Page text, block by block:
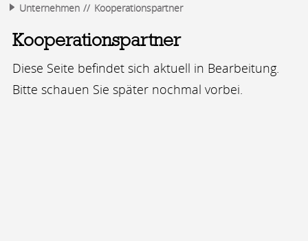
Unternehmen Kooperationspartner
Kooperationspartner
Diese Seite befindet sich aktuell in Bearbeitung.
Bitte schauen Sie später nochmal vorbei.